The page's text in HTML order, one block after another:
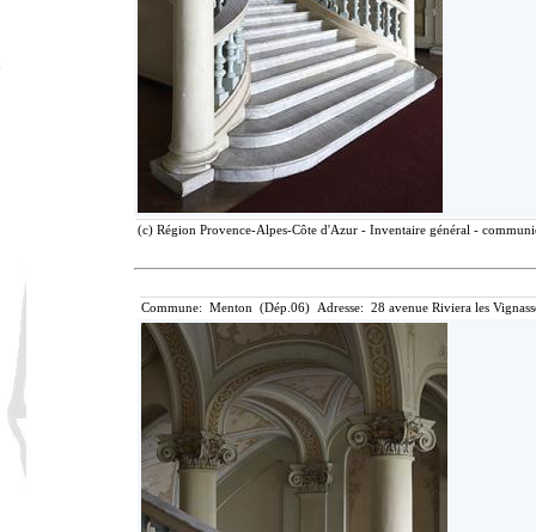
(c) Région Provence-Alpes-Côte d'Azur - Inventaire général -
Commune: Menton (Dép.06) Adresse: 28 avenue Riviera les